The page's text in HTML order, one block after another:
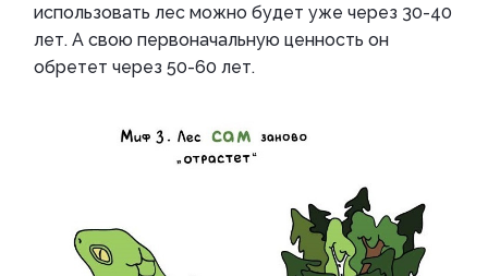
использовать лес можно будет уже через 30-40
лет. А свою первоначальную ценность он
обретет через 50-60 лет.